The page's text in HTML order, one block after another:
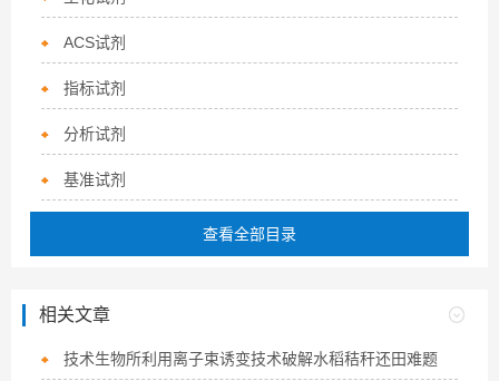
ACS试剂
指标试剂
分析试剂
基准试剂
查看全部目录
相关文章
技术生物所利用离子束诱变技术破解水稻秸秆还田难题